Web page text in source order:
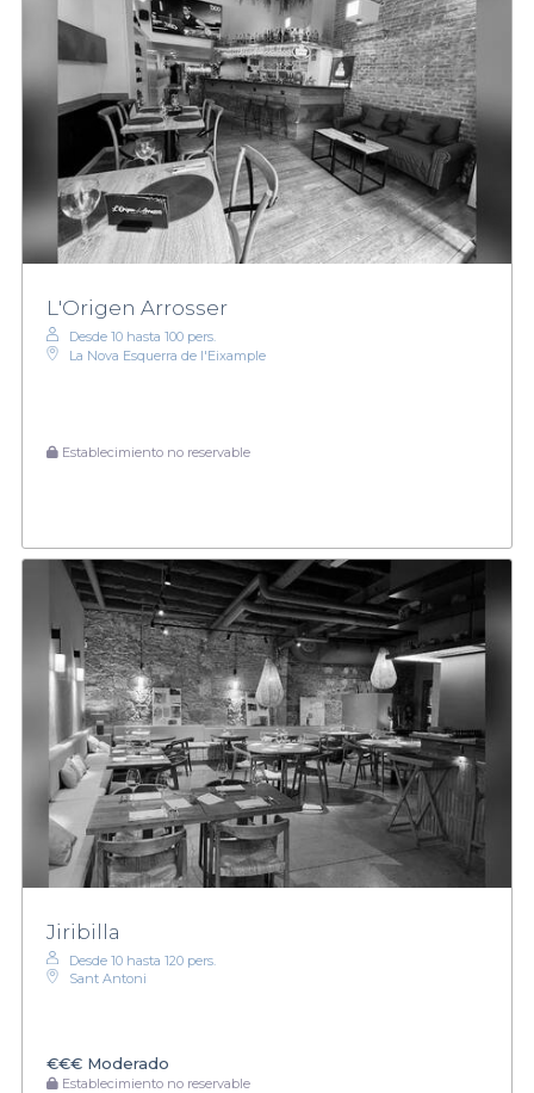
L'Origen Arrosser
Desde 10 hasta 100 pers.
La Nova Esquerra de l'Eixample
Establecimiento no reservable
Jiribilla
Desde 10 hasta 120 pers.
Sant Antoni
€€€ Moderado
Establecimiento no reservable